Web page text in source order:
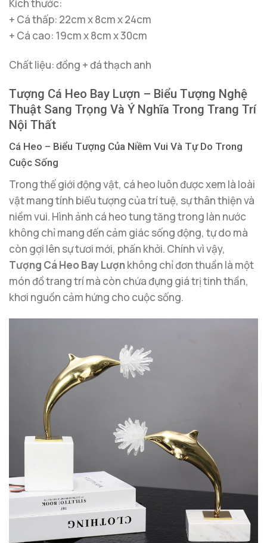
Kích thước:
+ Cá thấp: 22cm x 8cm x 24cm
+ Cá cao: 19cm x 8cm x 30cm
Chất liệu: đồng + đá thạch anh
Tượng Cá Heo Bay Lượn – Biểu Tượng Nghệ
Thuật Sang Trọng Và Ý Nghĩa Trong Trang Trí
Nội Thất
Cá Heo – Biểu Tượng Của Niềm Vui Và Tự Do Trong
Cuộc Sống
Trong thế giới động vật, cá heo luôn được xem là loài
vật mang tính biểu tượng của trí tuệ, sự thân thiện và
niềm vui. Hình ảnh cá heo tung tăng trong làn nước
không chỉ mang đến cảm giác sống động, tự do mà
còn gợi lên sự tươi mới, phấn khởi. Chính vì vậy,
Tượng Cá Heo Bay Lượnkhông chỉ đơn thuần là một
món đồ trang trí mà còn chứa đựng giá trị tinh thần,
khơi nguồn cảm hứng cho cuộc sống.